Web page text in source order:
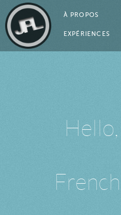
À PROPOS
EXPÉRIENCES
He o,
French